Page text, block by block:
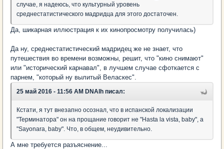
случае, я надеюсь, что культурный уровень
среднестатистического мадридца для этого достаточен.
Да, шикарная иллюстрация к их кинопросмотру получилась)
Да ну, среднестатистический мадридец же не знает, что
путешествия во времени возможны, решит, что "кино снимают"
или "исторический карнавал", в лучшем случае сфоткается с
парнем, "который ну вылитый Веласкес".
25 май 2016 - 11:56 AM DNAlh писал:
Кстати, я тут внезапно осознал, что в испанской локализации
"Терминатора" он на прощание говорит не "Hasta la vista, baby", а
"Sayonara, baby". Что, в общем, неудивительно.
А мне требуется разъяснение...